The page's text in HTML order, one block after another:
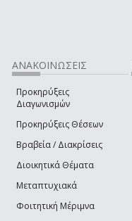
ΑΝΑΚΟΙΝΩΣΕΙΣ
Προκηρύξεις
Διαγωνισμών
Προκηρύξεις Θέσεων
Βραβεία / Διακρίσεις
Διοικητικά Θέματα
Μεταπτυχιακά
Φοιτητική Μέριμνα